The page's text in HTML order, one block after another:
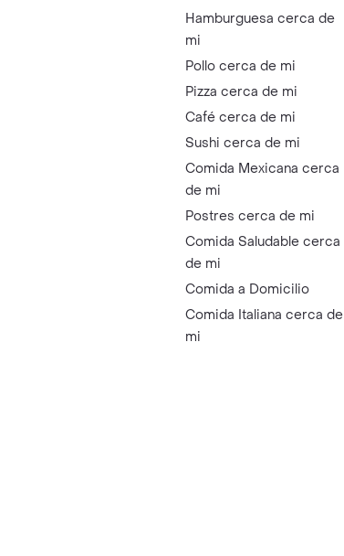
Hamburguesa cerca de
mi
Pollo cerca de mi
Pizza cerca de mi
Café cerca de mi
Sushi cerca de mi
Comida Mexicana cerca
de mi
Postres cerca de mi
Comida Saludable cerca
de mi
Comida a Domicilio
Comida Italiana cerca de
mi